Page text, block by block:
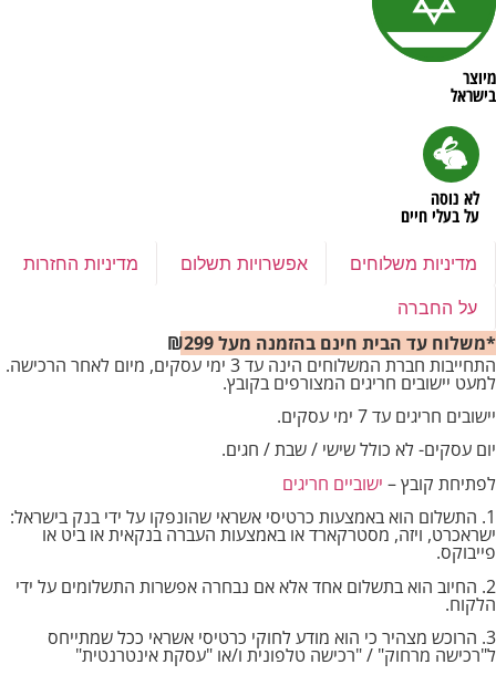
מיוצר
בישראל
לא נוסה
על בעלי חיים
מדיניות משלוחים אפשרויות תשלום
מדיניות החזרות
על החברה
*משלוח עד הבית חינם בהזמנה מעל ₪299
התחייבות חברת המשלוחים הינה עד 3 ימי עסקים, מיום לאחר הרכישה.
למעט יישובים חריגים המצורפים בקובץ.
יישובים חריגים עד 7 ימי עסקים.
יום עסקים- לא כולל שישי / שבת / חגים.
לפתיחת קובץ – ישוביים חריגים
1. התשלום הוא באמצעות כרטיסי אשראי שהונפקו על ידי בנק בישראל:
ישראכרט, ויזה, מסטרקארד או באמצעות העברה בנקאית או ביט או
פייבוקס.
2. החיוב הוא בתשלום אחד אלא אם נבחרה אפשרות התשלומים על ידי
הלקוח.
3. הרוכש מצהיר כי הוא מודע לחוקי כרטיסי אשראי ככל שמתייחס
ל"רכישה מרחוק" / "רכישה טלפונית ו/או "עסקת אינטרנטית"